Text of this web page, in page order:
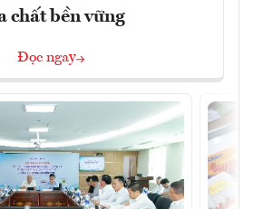
chất bền vững
Đọc ngay